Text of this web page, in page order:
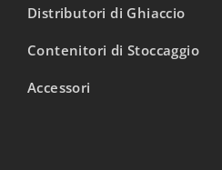
Distributori di Ghiaccio
Contenitori di Stoccaggio
Accessori